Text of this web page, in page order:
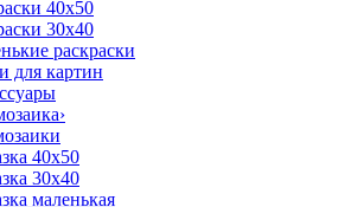
40х50
30х40
раскраски
для картин
›
40х50
30х40
маленькая